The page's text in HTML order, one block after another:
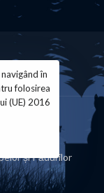
și Pădurilor
în
folosirea
(UE) 2016